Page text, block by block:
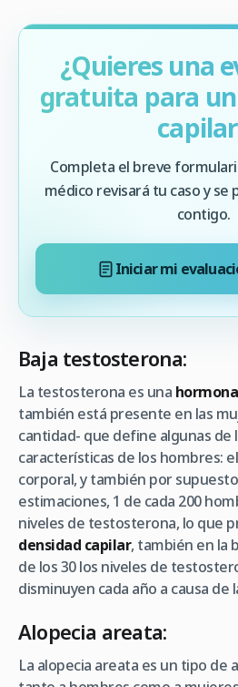
¿Quieres una
gratuita para
Completa el breve
médico revisará tu caso y
contigo.
Iniciar mi
Baja testosterona:
La testosterona es una
también está presente en las
cantidad- que define algunas de
características de los hombres:
corporal, y también por
estimaciones, 1 de cada 200
niveles de testosterona, lo que
densidad capilar, también en la
de los 30 los niveles de
disminuyen cada año a causa de
Alopecia areata:
La alopecia areata es un tipo de